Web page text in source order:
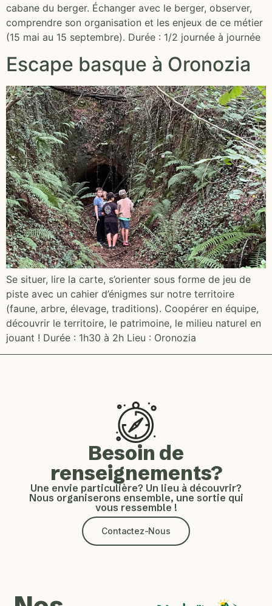
cabane du berger. Échanger avec le berger, observer,
comprendre son organisation et les enjeux de ce métier
(15 mai au 15 septembre). Durée : 1/2 journée à journée
Escape basque à Oronozia
Se situer, lire la carte, s’orienter sous forme de jeu de
piste avec un cahier d’énigmes sur notre territoire
(faune, arbre, élevage, traditions). Coopérer en équipe,
découvrir le territoire, le patrimoine, le milieu naturel en
jouant ! Durée : 1h30 à 2h Lieu : Oronozia
Besoin de
renseignements?
Une envie particulière? Un lieu à découvrir?
Nous organiserons ensemble, une sortie qui
vous ressemble !
Contactez-Nous